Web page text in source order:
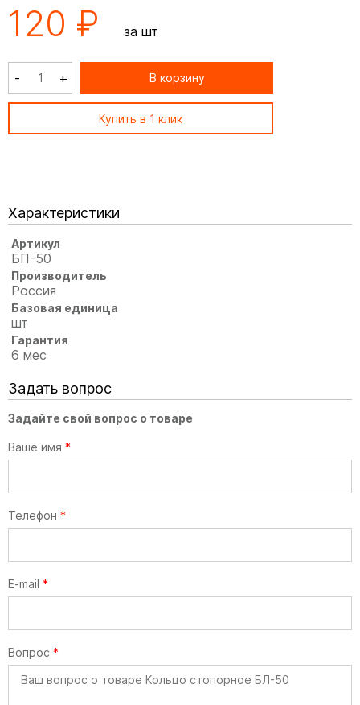
120 ₽ за шт
- + В корзину
Купить в 1 клик
Характеристики
Артикул
БП-50
Производитель
Россия
Базовая единица
шт
Гарантия
6 мес
Задать вопрос
Задайте свой вопрос о товаре
Ваше имя *
Телефон *
E-mail *
Вопрос *